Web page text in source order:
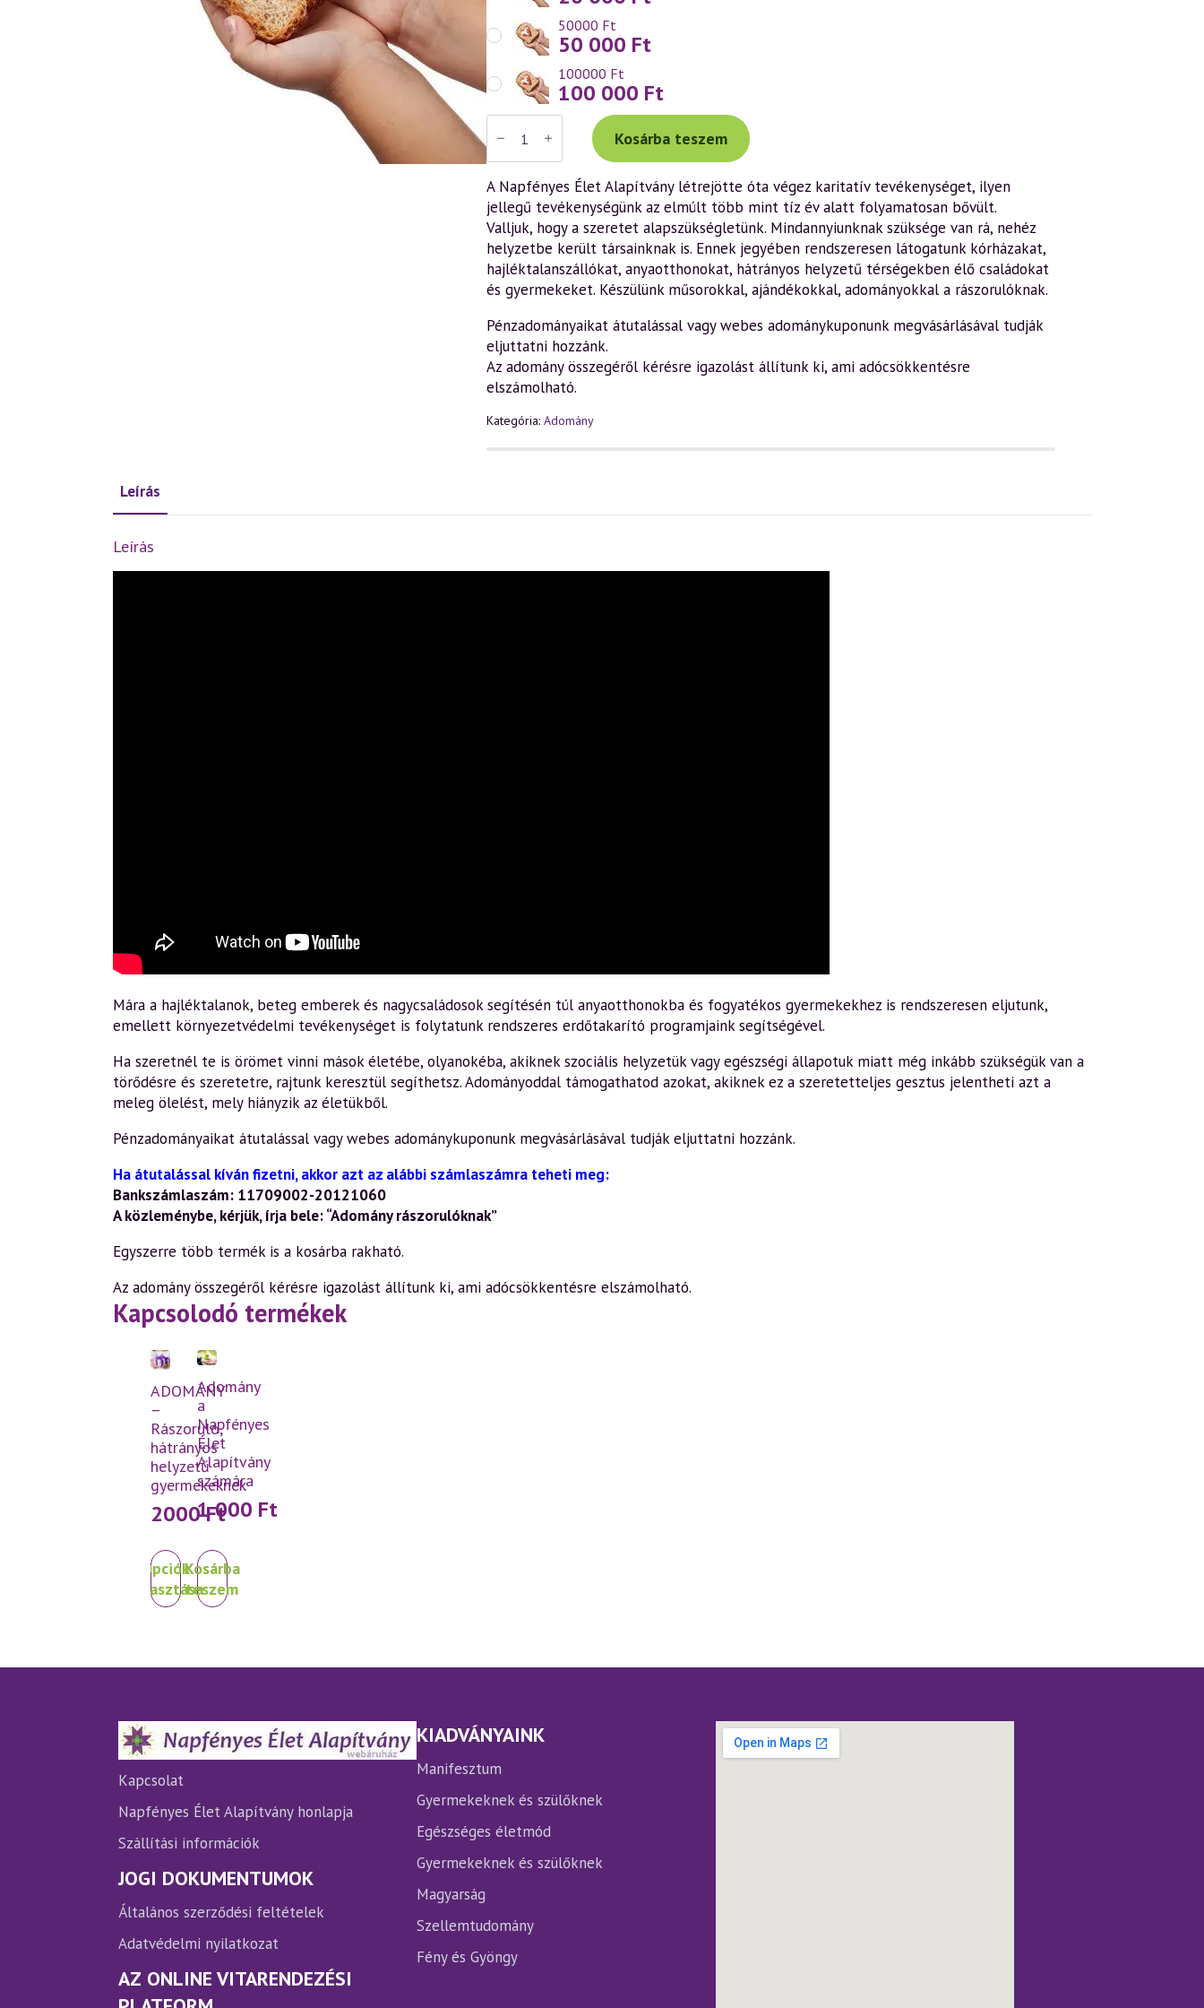
50000 Ft
50 000 Ft
100000 Ft
100 000 Ft
ADOMÁNY
Adománygyűjtés
karitatív
tevékenységeinkre
rászorulóknak
mennyiség
Kosárba teszem
A Napfényes Élet Alapítvány létrejötte óta végez karitatív tevékenységet, ilyen
jellegű tevékenységünk az elmúlt több mint tíz év alatt folyamatosan bővült.
Valljuk, hogy a szeretet alapszükségletünk. Mindannyiunknak szüksége van rá, nehéz
helyzetbe került társainknak is. Ennek jegyében rendszeresen látogatunk kórházakat,
hajléktalanszállókat, anyaotthonokat, hátrányos helyzetű térségekben élő családokat
és gyermekeket. Készülünk műsorokkal, ajándékokkal, adományokkal a rászorulóknak.
Pénzadományaikat átutalással vagy webes adománykuponunk megvásárlásával tudják
eljuttatni hozzánk.
Az adomány összegéről kérésre igazolást állítunk ki, ami adócsökkentésre
elszámolható.
Kategória: Adomány
Leírás
Leírás
Mára a hajléktalanok, beteg emberek és nagycsaládosok segítésén túl anyaotthonokba és fogyatékos gyermekekhez is rendszeresen eljutunk,
emellett környezetvédelmi tevékenységet is folytatunk rendszeres erdőtakarító programjaink segítségével.
Ha szeretnél te is örömet vinni mások életébe, olyanokéba, akiknek szociális helyzetük vagy egészségi állapotuk miatt még inkább szükségük van a
törődésre és szeretetre, rajtunk keresztül segíthetsz. Adományoddal támogathatod azokat, akiknek ez a szeretetteljes gesztus jelentheti azt a
meleg ölelést, mely hiányzik az életükből.
Pénzadományaikat átutalással vagy webes adománykuponunk megvásárlásával tudják eljuttatni hozzánk.
Ha átutalással kíván fizetni, akkor azt az alábbi számlaszámra teheti meg:
Bankszámlaszám: 11709002-20121060
A közleménybe, kérjük, írja bele: “Adomány rászorulóknak”
Egyszerre több termék is a kosárba rakható.
Az adomány összegéről kérésre igazolást állítunk ki, ami adócsökkentésre elszámolható.
Kapcsolodó termékek
ADOMÁNY
–
Rászoruló,
hátrányos
helyzetű
gyermekeknek
2000Ft
Opciók
választása
Ennek
a
terméknek
a
termékoldalon
választhatók
ki
Adomány
a
Napfényes
Élet
Alapítvány
számára
1 000 Ft
Kosárba
teszem
Kapcsolat
Napfényes Élet Alapítvány honlapja
Szállítási információk
JOGI DOKUMENTUMOK
Általános szerződési feltételek
Adatvédelmi nyilatkozat
AZ ONLINE VITARENDEZÉSI
KIADVÁNYAINK
Manifesztum
Gyermekeknek és szülőknek
Egészséges életmód
Gyermekeknek és szülőknek
Magyarság
Szellemtudomány
Fény és Gyöngy